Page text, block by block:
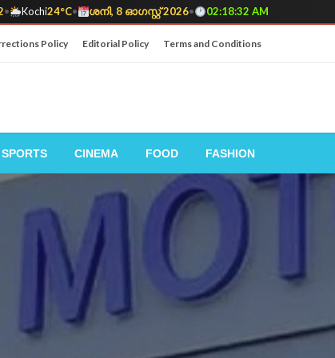
• Kochi24°C• ശനി, 8 ഓഗസ്റ്റ് 2026• 02:18:33 AM
Policy Editorial Policy Terms and Conditions
SPORTS CINEMA FOOD FASHION